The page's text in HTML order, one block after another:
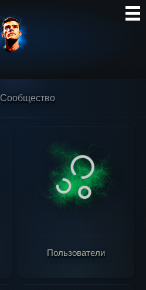
Блог
Сообщество
Пользователи